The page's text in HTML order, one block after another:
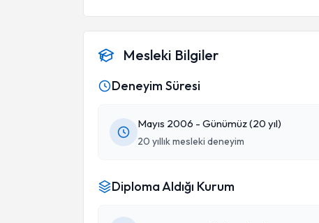
Mesleki Bilgiler
Deneyim Süresi
Mayıs 2006 - Günümüz (20 yıl)
20 yıllık mesleki deneyim
Diploma Aldığı Kurum